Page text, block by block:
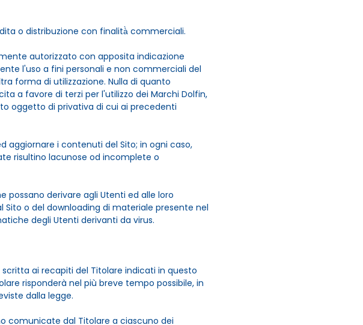
o distribuzione con finalità̀ commerciali.
autorizzato con apposita indicazione
l'uso a fini personali e non commerciali del
forma di utilizzazione. Nulla di quanto
a favore di terzi per l'utilizzo dei Marchi Dolfin,
oggetto di privativa di cui ai precedenti
aggiornare i contenuti del Sito; in ogni caso,
risultino lacunose od incomplete o
possano derivare agli Utenti ed alle loro
o del downloading di materiale presente nel
degli Utenti derivanti da virus.
ai recapiti del Titolare indicati in questo
risponderà nel più breve tempo possibile, in
dalla legge.
comunicate dal Titolare a ciascuno dei